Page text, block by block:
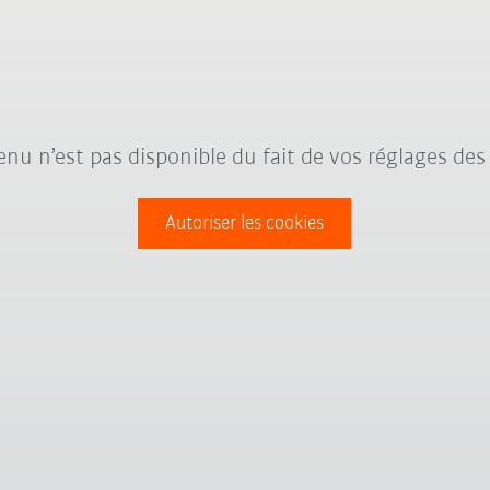
n’est pas disponible du fait de vos réglages
Autoriser les cookies